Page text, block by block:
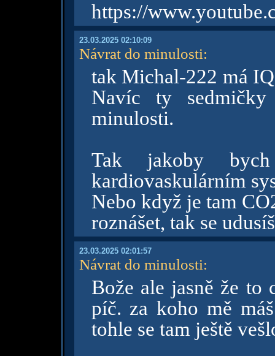
https://
23.03.2025 02:10:09
Návrat do minulosti:
tak Michal-222 má
Navíc ty
minulosti.
Tak jakoby
kardiovaskulárním
Nebo když je tam
roznášet, tak se
23.03.2025 02:01:57
Návrat do minulosti:
Bože ale jasně že
píč. za koho mě
tohle se tam ještě